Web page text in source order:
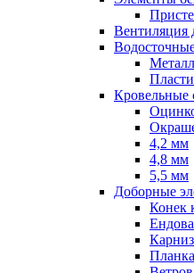
Вентиляция
Кровельные
4,2 мм
4,8 мм
5,5 мм
Доборные
Конек
Ендова